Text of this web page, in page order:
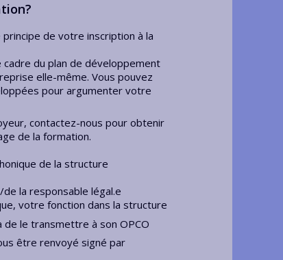
de votre inscription à la
du plan de développement
elle-même. Vous pouvez
pour argumenter votre
contactez-nous pour obtenir
de la formation.
de la structure
la responsable légal.e
votre fonction dans la structure
le transmettre à son OPCO
être renvoyé signé par